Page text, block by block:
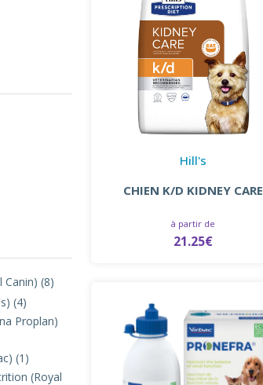
Canin) (8)
(4)
Proplan)
(1)
(Royal
Hill's
CHIEN K/D KIDNEY CARE
à partir de
21.25€